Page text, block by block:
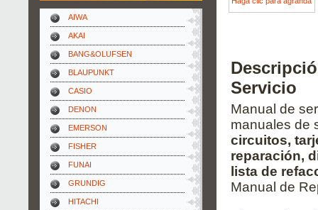
AIWA
AKAI
BANG&OLUFSEN
BLAUPUNKT
CASIO
DENON
EMERSON
FISHER
FUNAI
GRUNDIG
HITACHI
Servicio
Manual de
manuales de
circuitos,
reparación,
lista de
Manual de